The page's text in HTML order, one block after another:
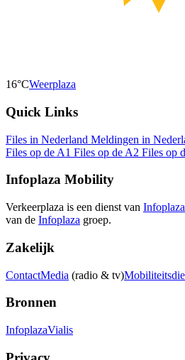
16°CWeerplaza
Quick Links
Files in Nederland Meldingen in
Files op de A1 Files op de A2 Files op
Infoplaza Mobility
Verkeerplaza is een dienst van
van de Infoplaza groep.
Zakelijk
ContactMedia (radio & tv)
Bronnen
InfoplazaVialis